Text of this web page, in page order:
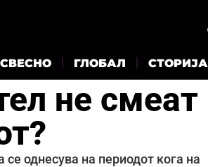
СВЕСНО ГЛОБАЛ СТОРИЈА
не смеат
однесува на периодот кога на